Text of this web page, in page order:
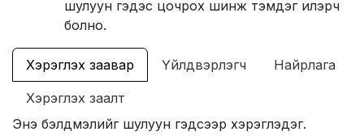
шулуун гэдэс цочрох шинж тэмдэг илэрч
болно.
Хэрэглэх заавар Үйлдвэрлэгч Найрлага
Хэрэглэх заалт
Энэ бэлдмэлийг шулуун гэдсээр хэрэглэдэг.